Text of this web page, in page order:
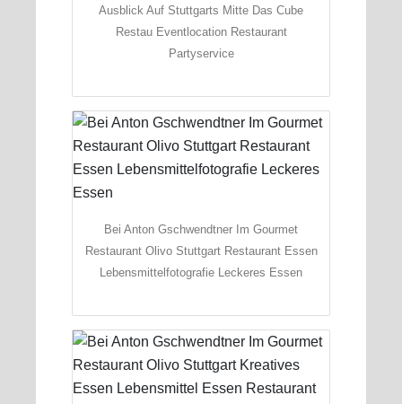
Ausblick Auf Stuttgarts Mitte Das Cube
Restau Eventlocation Restaurant
Partyservice
Bei Anton Gschwendtner Im Gourmet
Restaurant Olivo Stuttgart Restaurant Essen
Lebensmittelfotografie Leckeres Essen